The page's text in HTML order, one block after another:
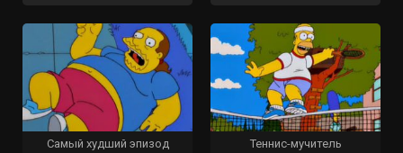
Самый худший эпизод Теннис-мучитель